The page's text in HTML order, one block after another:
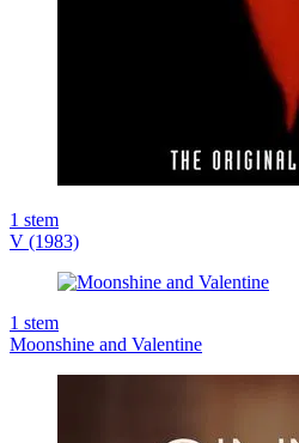
1 stem
V (1983)
1 stem
Moonshine and Valentine